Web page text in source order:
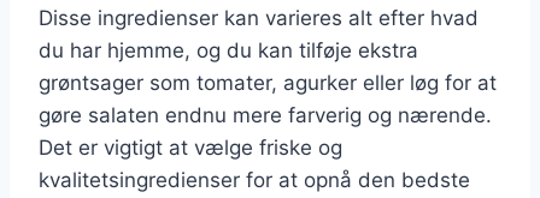
Disse ingredienser kan varieres alt efter hvad
du har hjemme, og du kan tilføje ekstra
grøntsager som tomater, agurker eller løg for at
gøre salaten endnu mere farverig og nærende.
Det er vigtigt at vælge friske og
kvalitetsingredienser for at opnå den bedste